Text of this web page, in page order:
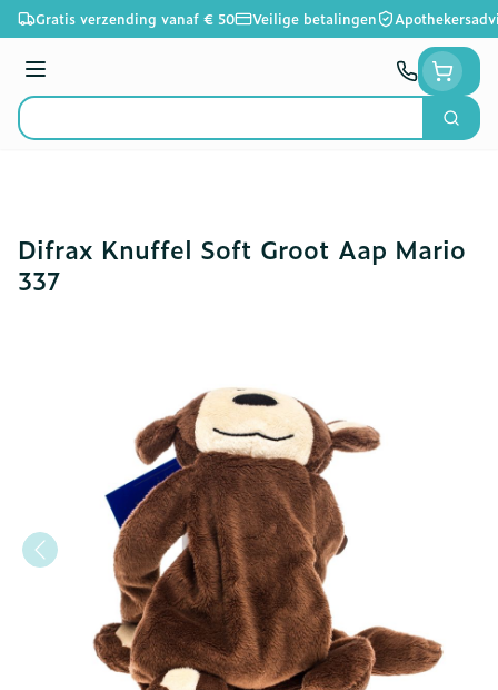
Ga naar de inhoud
Gratis verzending vanaf € 50 Veilige betalingen
Menu
Product, merk, categorie...
Zoek
Difrax Knuffel Soft Groot Aap Mario
337